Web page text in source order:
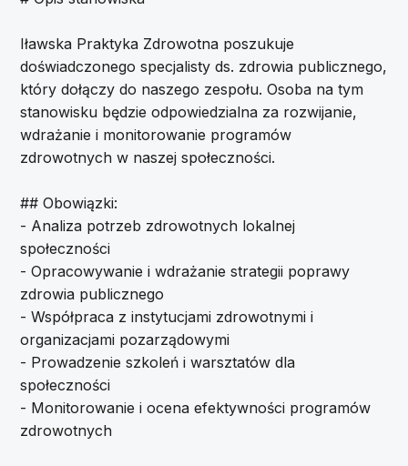
Iławska Praktyka Zdrowotna poszukuje
doświadczonego specjalisty ds. zdrowia publicznego,
który dołączy do naszego zespołu. Osoba na tym
stanowisku będzie odpowiedzialna za rozwijanie,
wdrażanie i monitorowanie programów
zdrowotnych w naszej społeczności.
## Obowiązki:
- Analiza potrzeb zdrowotnych lokalnej
społeczności
- Opracowywanie i wdrażanie strategii poprawy
zdrowia publicznego
- Współpraca z instytucjami zdrowotnymi i
organizacjami pozarządowymi
- Prowadzenie szkoleń i warsztatów dla
społeczności
- Monitorowanie i ocena efektywności programów
zdrowotnych